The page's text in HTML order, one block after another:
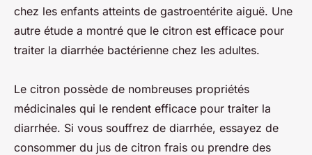
chez les enfants atteints de gastroentérite aiguë. Une
autre étude a montré que le citron est efficace pour
traiter la diarrhée bactérienne chez les adultes.
Le citron possède de nombreuses propriétés
médicinales qui le rendent efficace pour traiter la
diarrhée. Si vous souffrez de diarrhée, essayez de
consommer du jus de citron frais ou prendre des